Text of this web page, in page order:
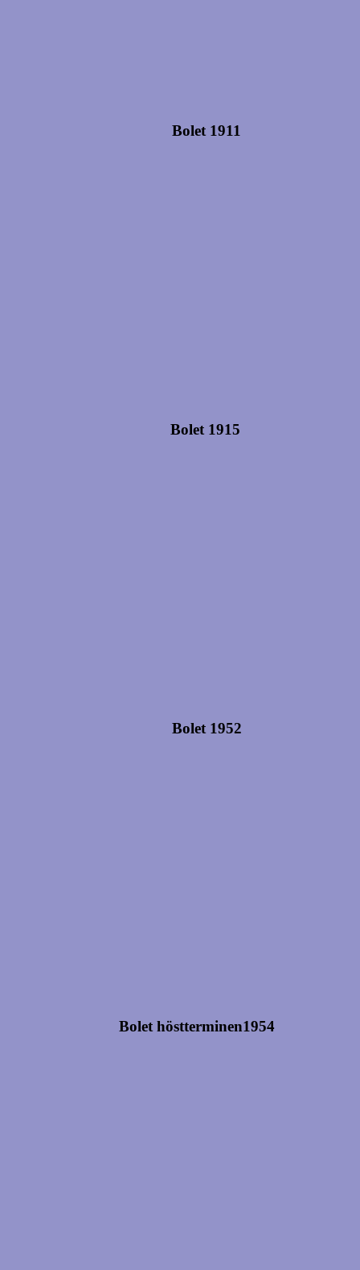
Bolet 1911
Bolet 1952
Bolet 1915
Bolet höstterminen1954